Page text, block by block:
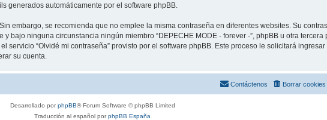
generados automáticamente por el software phpBB.
embargo, se recomienda que no emplee la misma contraseña en diferentes websites. Su
bajo ninguna circunstancia ningún miembro “DEPECHE MODE - forever -”, phpBB u otra tercera
“Olvidé mi contraseña” provisto por el software phpBB. Este proceso le solicitará
su cuenta.
Borrar cookies
Contáctenos
Desarrollado porphpBB® Forum Software © phpBB Limited
Traducción al español porphpBB España